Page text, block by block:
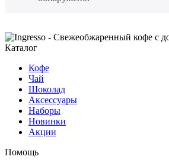
Каталог
Кофе
Чай
Шоколад
Аксессуары
Наборы
Новинки
Акции
Помощь